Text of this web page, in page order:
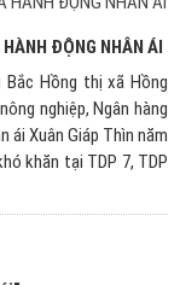
ĐỘNG NHÂN ÁI
Bắc Hồng thị xã Hồng
nghiệp, Ngân hàng
ái Xuân Giáp Thìn năm
khăn tại TDP 7, TDP